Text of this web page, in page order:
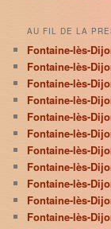
AU FIL DE LA
Fontaine-lès-
Fontaine-lès-
Fontaine-lès-
Fontaine-lès-
Fontaine-lès-
Fontaine-lès-
Fontaine-lès-
Fontaine-lès-
Fontaine-lès-
Fontaine-lès-
Fontaine-lès-